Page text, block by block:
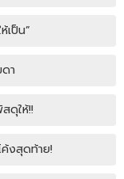
เป็น”
า
ดุให้!!
งสุดท้าย!